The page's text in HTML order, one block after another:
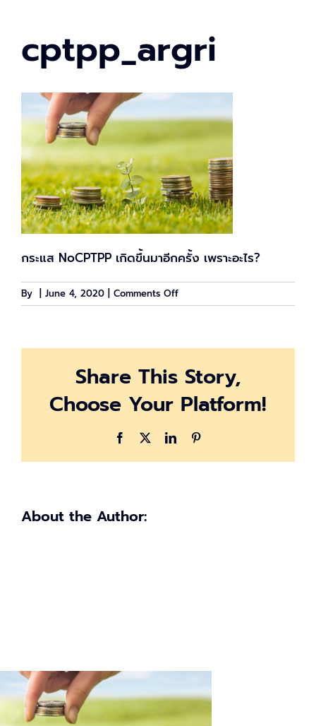
cptpp_argri
กระแส NoCPTPP เกิดขึ้นมาอีกครั้ง เพราะอะไร?
By June 4, 2020 Comments Offon
cptpp_argri
Share This Story,
Choose Your Platform!
Facebook LinkedIn
About the Author: